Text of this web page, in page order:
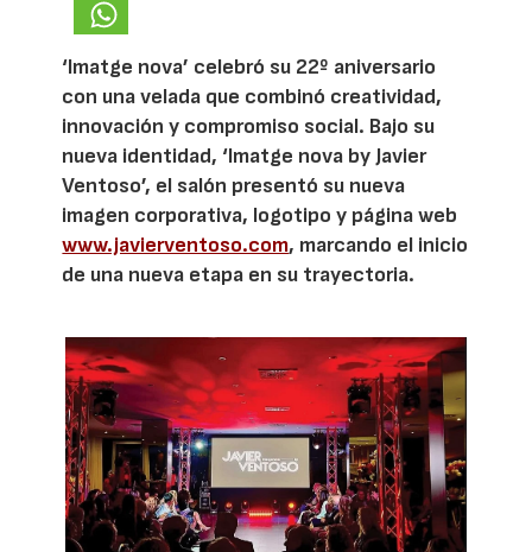
‘Imatge nova’ celebró su 22º aniversario
con una velada que combinó creatividad,
innovación y compromiso social. Bajo su
nueva identidad, ‘Imatge nova by Javier
Ventoso’, el salón presentó su nueva
imagen corporativa, logotipo y página web
www.javierventoso.com, marcando el inicio
de una nueva etapa en su trayectoria.